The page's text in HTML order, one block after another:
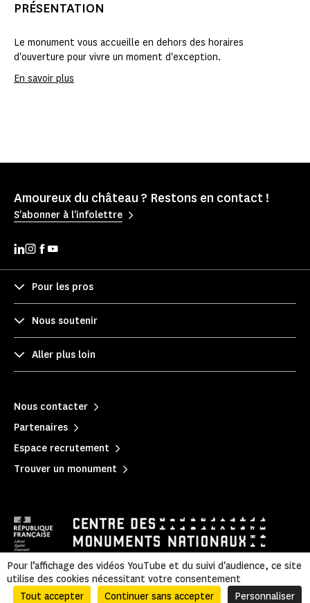
PRÉSENTATION
Le monument vous accueille en dehors des horaires
d'ouverture pour vivre un moment d'exception.
En savoir plus
Amoureux du château ? Restons en contact !
S'abonner à l'infolettre
Pour les pros
Nous soutenir
Aller plus loin
Nous contacter
Partenaires
Espace recrutement
Trouver un monument
Mentions légales Politique de confidentialité
|
Informations légales et administratives
| Plan du site
Pour l’affichage des vidéos YouTube et du suivi d'audience, ce site
utilise des cookies nécessitant votre consentement
Tout accepter
Continuer sans accepter Personnaliser